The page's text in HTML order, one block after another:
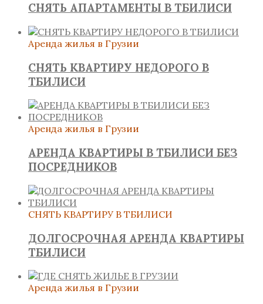
СНЯТЬ АПАРТАМЕНТЫ В ТБИЛИСИ
Аренда жилья в Грузии
СНЯТЬ КВАРТИРУ НЕДОРОГО В
ТБИЛИСИ
Аренда жилья в Грузии
АРЕНДА КВАРТИРЫ В ТБИЛИСИ БЕЗ
ПОСРЕДНИКОВ
СНЯТЬ КВАРТИРУ В ТБИЛИСИ
ДОЛГОСРОЧНАЯ АРЕНДА КВАРТИРЫ
ТБИЛИСИ
Аренда жилья в Грузии